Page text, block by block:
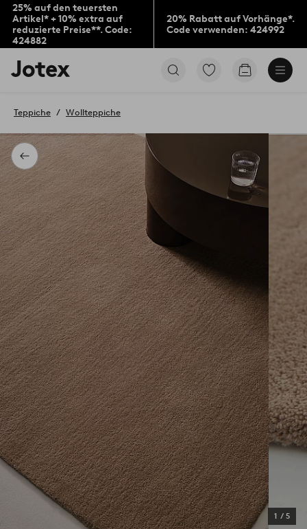
25% auf den teuersten
Artikel* + 10% extra auf
reduzierte Preise**. Code:
424882
20% Rabatt auf Vorhänge*.
Code verwenden: 424992
Jotex-
Logo
Startseite
Zu
Produkten
gehen
Zum
Zurück
Teppiche Wollteppiche
1 / 5